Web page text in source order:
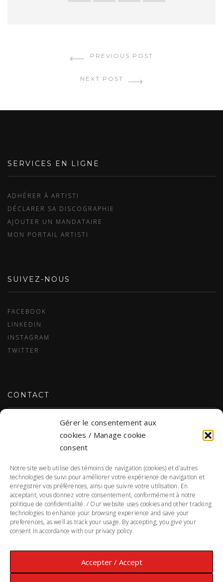
Gérer le consentement aux
cookies / Manage cookie
consent
Notre site web utilise des témoins de navigation (cookies) et d’autres
technologies de suivi pour améliorer votre expérience de navigation et
enregistrer vos préférences, ainsi que suivre votre utilisation. En
acceptant, vous donnez votre consentement, conformément à notre
politique de confidentialité. / Our website uses cookies and other tracking
technologies to enhance your browsing experience and save your
preferences, as well as track your usage. By accepting, you give your
consent in accordance with our privacy policy.
Accepter / Accept
PREVIOUS POST
NEXT POST
SERVICES EN LIGNE
ADHÉRER À ARTISTI
DÉCLARER SA DISCOGRAPHIE
AJOUTER UN MANDATAIRE
MON PORTAIL ARTISTI
SUIVEZ-NOUS
FACEBOOK
LINKEDIN
INSTAGRAM
TWITTER
CONTACT
DONNÉES PERSONNELLES
POLITIQUE DE CONFIDENTIALITÉ
Responsable de la protection des renseignements personnels :
Annie Morin